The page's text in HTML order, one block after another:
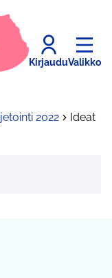
KirjauduValikko
2022 Ideat